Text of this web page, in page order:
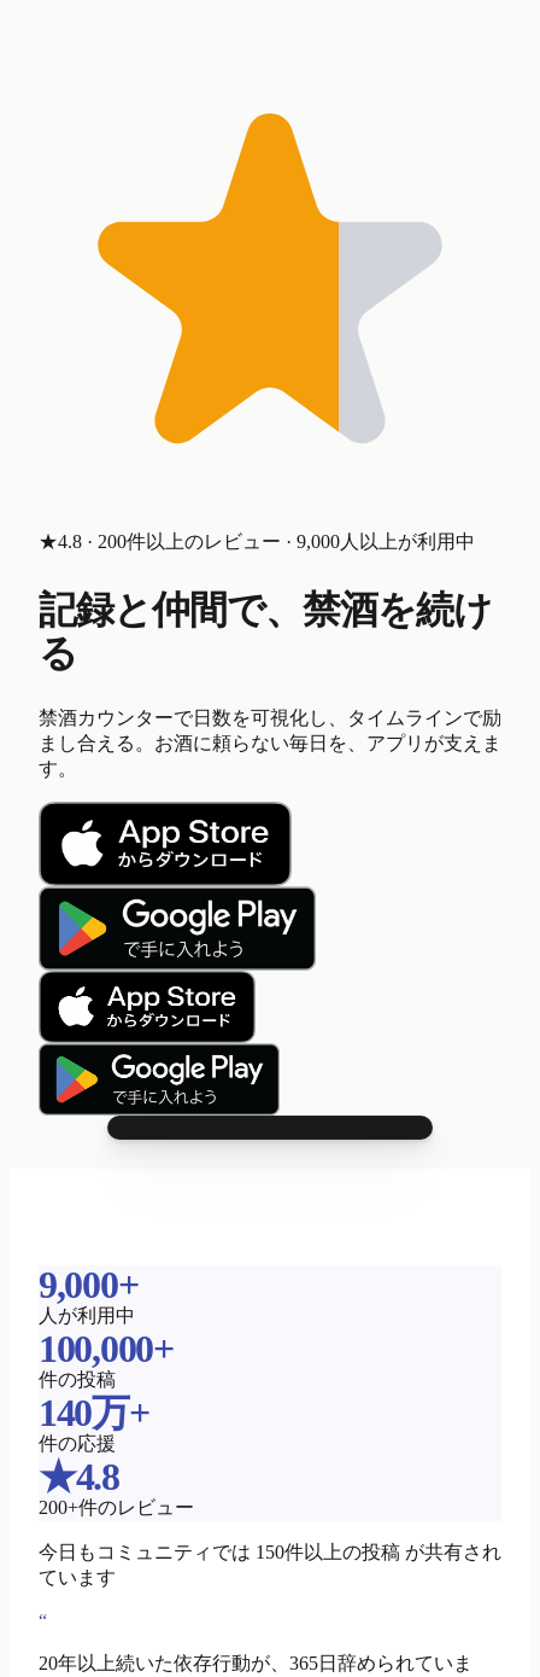
★4.8 · 200件以上のレビュー · 9,000人以上が利用中
記録と仲間で、禁酒を続け
る
禁酒カウンターで日数を可視化し、タイムラインで励
まし合える。お酒に頼らない毎日を、アプリが支えま
す。
9,000+
人が利用中
100,000+
件の投稿
140万+
件の応援
★4.8
200+件のレビュー
今日もコミュニティでは 150件以上の投稿 が共有され
ています
“
20年以上続いた依存行動が、365日辞められていま